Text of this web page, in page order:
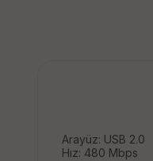
Arayüz: USB 2.0
Hız: 480 Mbps